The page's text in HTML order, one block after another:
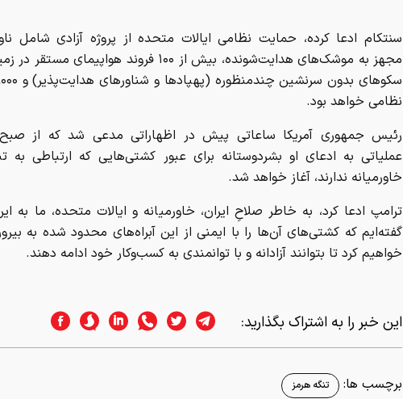
سنتکام ادعا کرده، حمایت نظامی ایالات متحده از پروژه آزادی شامل
مجهز به موشک‌های هدایت‌شونده، بیش از ۱۰۰ فروند هواپیمای
نظامی خواهد بود.
رئیس جمهوری آمریکا ساعاتی پیش در اظهاراتی مدعی شد که از صبح
عملیاتی به ادعای او بشردوستانه برای عبور کشتی‌هایی که ارتباطی به
خاورمیانه ندارند، آغاز خواهد شد.
ترامپ ادعا کرد، به خاطر صلاحِ ایران، خاورمیانه و ایالات متحده، ما به
گفته‌ایم که کشتی‌های آن‌ها را با ایمنی از این آبراه‌های محدود شده به
خواهیم کرد تا بتوانند آزادانه و با توانمندی به کسب‌وکار خود ادامه دهند.
این خبر را به اشتراک بگذارید:
برچسب ها: تنگه هرمز